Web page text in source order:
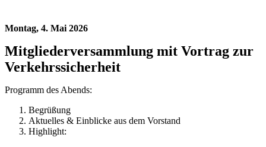
Montag, 4. Mai 2026
Mitgliederversammlung mit Vortrag zur
Verkehrssicherheit
Programm des Abends:
Begrüßung
Aktuelles & Einblicke aus dem Vorstand
Highlight: